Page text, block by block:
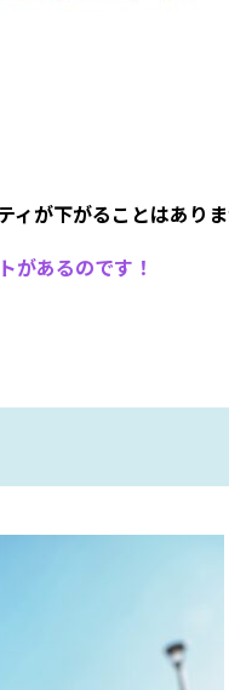
ィが下がることはありま
があるのです！